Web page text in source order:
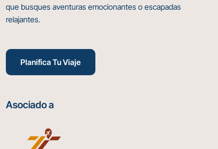
que busques aventuras emocionantes o escapadas
relajantes.
Planifica Tu Viaje
Asociado a